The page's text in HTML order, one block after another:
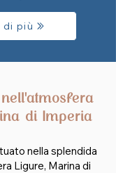
di più
di Imperia
nella splendida
Ligure, Marina di